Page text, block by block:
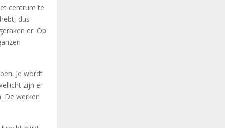
centrum te
dus
er. Op
Je wordt
zijn er
De werken